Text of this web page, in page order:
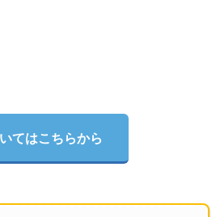
てはこちらから